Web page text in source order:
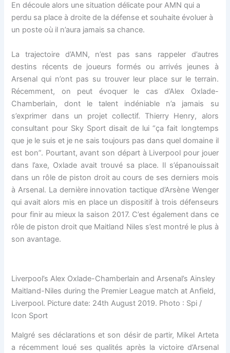
En découle alors une situation délicate pour AMN qui a
perdu sa place à droite de la défense et souhaite évoluer à
un poste où il n’aura jamais sa chance.
La trajectoire d’AMN, n’est pas sans rappeler d’autres
destins récents de joueurs formés ou arrivés jeunes à
Arsenal qui n’ont pas su trouver leur place sur le terrain.
Récemment, on peut évoquer le cas d’Alex Oxlade-
Chamberlain, dont le talent indéniable n’a jamais su
s’exprimer dans un projet collectif. Thierry Henry, alors
consultant pour Sky Sport disait de lui “ça fait longtemps
que je le suis et je ne sais toujours pas dans quel domaine il
est bon”. Pourtant, avant son départ à Liverpool pour jouer
dans l’axe, Oxlade avait trouvé sa place. Il s’épanouissait
dans un rôle de piston droit au cours de ses derniers mois
à Arsenal. La dernière innovation tactique d’Arsène Wenger
qui avait alors mis en place un dispositif à trois défenseurs
pour finir au mieux la saison 2017. C’est également dans ce
rôle de piston droit que Maitland Niles s’est montré le plus à
son avantage.
Liverpool’s Alex Oxlade-Chamberlain and Arsenal’s Ainsley
Maitland-Niles during the Premier League match at Anfield,
Liverpool. Picture date: 24th August 2019. Photo : Spi /
Icon Sport
Malgré ses déclarations et son désir de partir, Mikel Arteta
a récemment loué ses qualités après la victoire d’Arsenal